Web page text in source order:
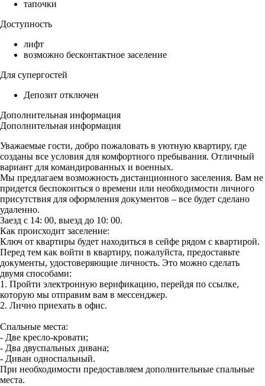
тапочки
Доступность
лифт
возможно бесконтактное заселение
Для супергостей
Депозит отключен
Дополнительная информация
Дополнительная информация
Уважаемые гости, добро пожаловать в уютную квартиру, где
созданы все условия для комфортного пребывания. Отличный
вариант для командированных и военных.
Мы предлагаем возможность дистанционного заселения. Вам не
придется беспокоиться о времени или необходимости личного
присутствия для оформления документов – все будет сделано
удаленно.
Заезд с 14: 00, выезд до 10: 00.
Как происходит заселение:
Ключ от квартиры будет находиться в сейфе рядом с квартирой.
Перед тем как войти в квартиру, пожалуйста, предоставьте
документы, удостоверяющие личность. Это можно сделать
двумя способами:
1. Пройти электронную верификацию, перейдя по ссылке,
которую мы отправим вам в мессенджер.
2. Лично приехать в офис.
Спальные места:
- Две кресло-кровати;
- Два двуспальных дивана;
- Диван односпальный.
При необходимости предоставляем дополнительные спальные
места.